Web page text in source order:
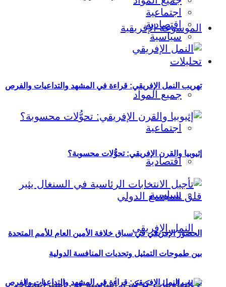
الموسوعة الإفريقية
تحليلات
جميع المواد
اجتماعية
اقتصادية
سياسية
تهريب النمل الإفريقي: قراءة في المشهد والتداعيات والفرص
اجتماعية
اقتصادية
سياسية
تهريب النمل الإفريقي: قراءة في المشهد والتداعيات والفرص
إثيوبيا والقرن الإفريقي: تحوُّلات محسوبة؟
الحضور الإفريقي في سباق خلافة الأمين العام للأمم المتحدة
بين طموحات التمثيل وتحديات المنافسة الدولية